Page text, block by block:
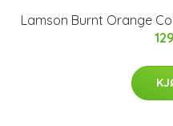
Lamson Burnt Orange